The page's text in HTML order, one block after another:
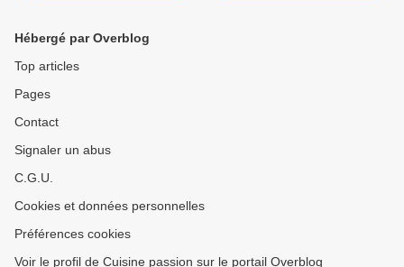
Hébergé par Overblog
Top articles
Pages
Contact
Signaler un abus
C.G.U.
Cookies et données personnelles
Préférences cookies
Voir le profil de Cuisine passion sur le portail Overblog